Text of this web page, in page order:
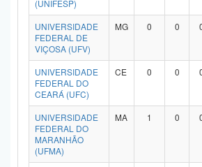
(UNIFESP)
UNIVERSIDADE
FEDERAL DE
VIÇOSA (UFV)
MG 0 0
UNIVERSIDADE
FEDERAL DO
CEARÁ (UFC)
CE 0 0
UNIVERSIDADE
FEDERAL DO
MARANHÃO
(UFMA)
MA 1 0